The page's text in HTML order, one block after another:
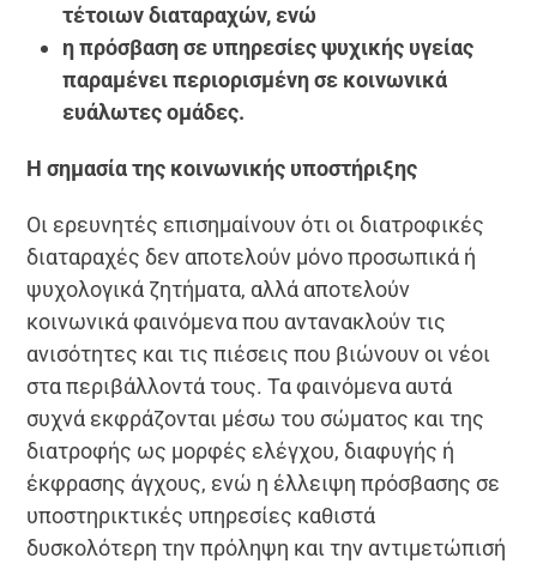
τέτοιων διαταραχών, ενώ
η πρόσβαση σε υπηρεσίες ψυχικής υγείας
παραμένει περιορισμένη σε κοινωνικά
ευάλωτες ομάδες.
Η σημασία της κοινωνικής υποστήριξης
Οι ερευνητές επισημαίνουν ότι οι διατροφικές
διαταραχές δεν αποτελούν μόνο προσωπικά ή
ψυχολογικά ζητήματα, αλλά αποτελούν
κοινωνικά φαινόμενα που αντανακλούν τις
ανισότητες και τις πιέσεις που βιώνουν οι νέοι
στα περιβάλλοντά τους. Τα φαινόμενα αυτά
συχνά εκφράζονται μέσω του σώματος και της
διατροφής ως μορφές ελέγχου, διαφυγής ή
έκφρασης άγχους, ενώ η έλλειψη πρόσβασης σε
υποστηρικτικές υπηρεσίες καθιστά
δυσκολότερη την πρόληψη και την αντιμετώπισή